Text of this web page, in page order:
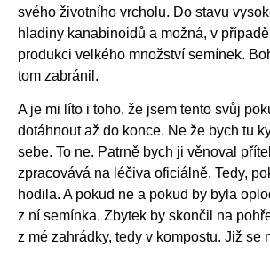
svého životního vrcholu. Do stavu
hladiny kanabinoidů a možná, v
produkci velkého množství semínek.
tom zabránil.
A je mi líto i toho, že jsem tento svůj
dotáhnout až do konce. Ne že bych tu
sebe. To ne. Patrně bych ji věnoval
zpracovává na léčiva oficiálně. Tedy,
hodila. A pokud ne a pokud by byla
z ní semínka. Zbytek by skončil na
z mé zahrádky, tedy v kompostu. Již se